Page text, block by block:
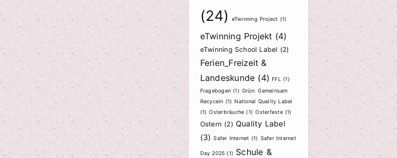
(24)
eTwinning Project (1)
eTwinning Projekt (4)
eTwinning School Label (2)
Ferien_Freizeit &
Landeskunde (4) FFL (1)
Fragebogen (1) Grün: Gemeinsam
Recyceln (1) National Quality Label
(1) Osterbräuche (1) Osterfeste(1)
Ostern (2) Quality Label
(3) Safer Internet (1) Safer Internet
Day 2025 (1) Schule &